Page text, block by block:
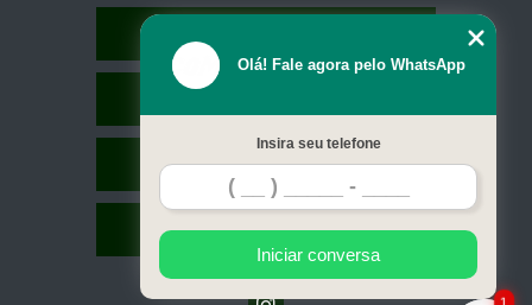
Contato
Mapa do site
Olá! Fale agora pelo WhatsApp
Insira seu telefone
Iniciar conversa